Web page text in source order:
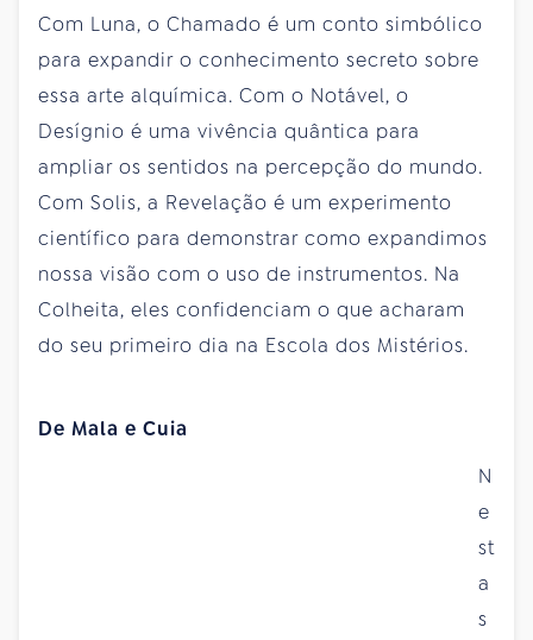
Com Luna, o Chamado é um conto simbólico
para expandir o conhecimento secreto sobre
essa arte alquímica. Com o Notável, o
Desígnio é uma vivência quântica para
ampliar os sentidos na percepção do mundo.
Com Solis, a Revelação é um experimento
científico para demonstrar como expandimos
nossa visão com o uso de instrumentos. Na
Colheita, eles confidenciam o que acharam
do seu primeiro dia na Escola dos Mistérios.
De Mala e Cuia
N
e
st
a
s